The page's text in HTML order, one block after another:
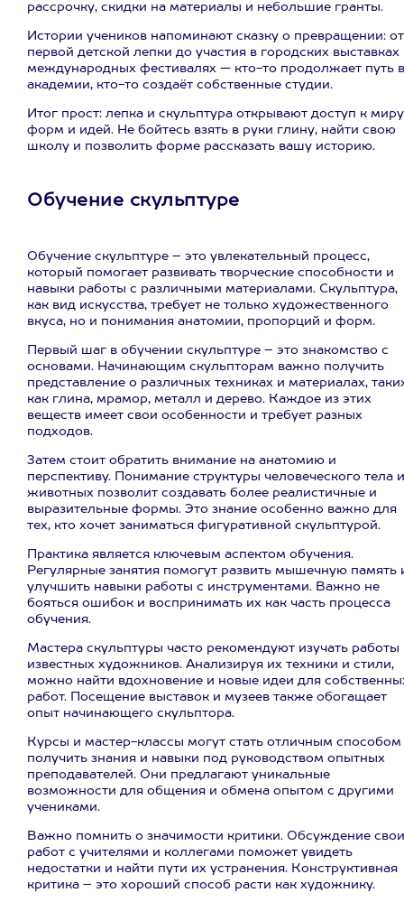
рассрочку, скидки на материалы и небольшие гранты.
Истории учеников напоминают сказку о превращении: от
первой детской лепки до участия в городских выставках
международных фестивалях — кто-то продолжает путь в
академии, кто-то создаёт собственные студии.
Итог прост: лепка и скульптура открывают доступ к миру
форм и идей. Не бойтесь взять в руки глину, найти свою
школу и позволить форме рассказать вашу историю.
Обучение скульптуре
Обучение скульптуре – это увлекательный процесс,
который помогает развивать творческие способности и
навыки работы с различными материалами. Скульптура,
как вид искусства, требует не только художественного
вкуса, но и понимания анатомии, пропорций и форм.
Первый шаг в обучении скульптуре – это знакомство с
основами. Начинающим скульпторам важно получить
представление о различных техниках и материалах,
как глина, мрамор, металл и дерево. Каждое из этих
веществ имеет свои особенности и требует разных
подходов.
Затем стоит обратить внимание на анатомию и
перспективу. Понимание структуры человеческого тела и
животных позволит создавать более реалистичные и
выразительные формы. Это знание особенно важно для
тех, кто хочет заниматься фигуративной скульптурой.
Практика является ключевым аспектом обучения.
Регулярные занятия помогут развить мышечную память
улучшить навыки работы с инструментами. Важно не
бояться ошибок и воспринимать их как часть процесса
обучения.
Мастера скульптуры часто рекомендуют изучать работы
известных художников. Анализируя их техники и стили,
можно найти вдохновение и новые идеи для
работ. Посещение выставок и музеев также обогащает
опыт начинающего скульптора.
Курсы и мастер-классы могут стать отличным способом
получить знания и навыки под руководством опытных
преподавателей. Они предлагают уникальные
возможности для общения и обмена опытом с другими
учениками.
Важно помнить о значимости критики. Обсуждение
работ с учителями и коллегами поможет увидеть
недостатки и найти пути их устранения. Конструктивная
критика – это хороший способ расти как художнику.